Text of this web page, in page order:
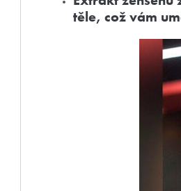
těle, což vám